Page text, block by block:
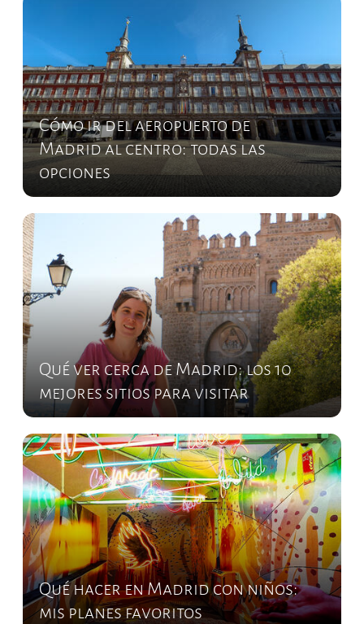
Cómo ir del aeropuerto de
Madrid al centro: todas las
opciones
Qué ver cerca de Madrid: los 10
mejores sitios para visitar
Qué hacer en Madrid con niños:
mis planes favoritos